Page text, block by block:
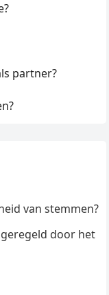
partner?
van stemmen?
door het